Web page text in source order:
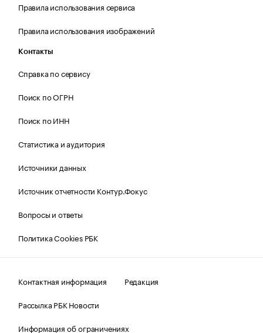
Правила использования сервиса
Правила использования изображений
Контакты
Справка по сервису
Поиск по ОГРН
Поиск по ИНН
Статистика и аудитория
Источники данных
Источник отчетности Контур.Фокус
Вопросы и ответы
Политика Cookies РБК
Контактная информация
Редакция
Рассылка РБК Новости
Информация об ограничениях